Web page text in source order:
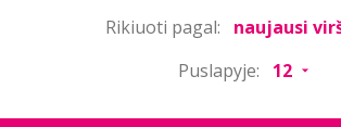
Rikiuoti pagal:
Puslapyje: